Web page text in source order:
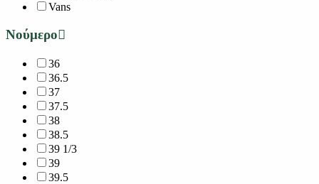
Vans
Νούμερο
36
36.5
37
37.5
38
38.5
39 1/3
39
39.5